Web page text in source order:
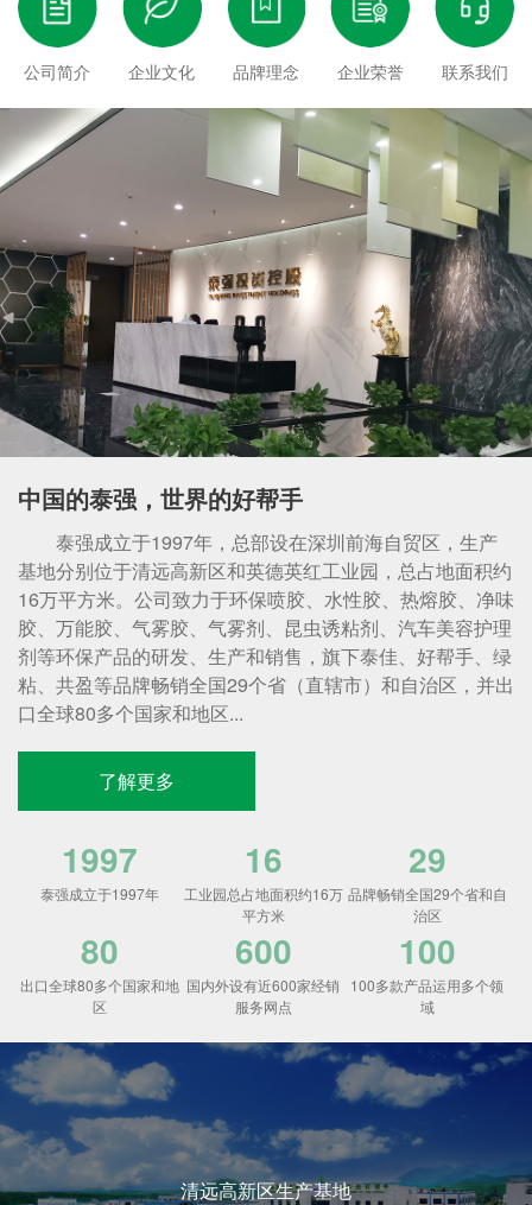
公司简介 企业文化 品牌理念 企业荣誉 联系我们
中国的泰强，世界的好帮手
泰强成立于1997年，总部设在深圳前海自贸区，生产
基地分别位于清远高新区和英德英红工业园，总占地面积约
16万平方米。公司致力于环保喷胶、水性胶、热熔胶、净味
胶、万能胶、气雾胶、气雾剂、昆虫诱粘剂、汽车美容护理
剂等环保产品的研发、生产和销售，旗下泰佳、好帮手、绿
粘、共盈等品牌畅销全国29个省（直辖市）和自治区，并出
口全球80多个国家和地区...
了解更多
1997
泰强成立于1997年
16
工业园总占地面积约16万
平方米
29
品牌畅销全国29个省和自
治区
80
出口全球80多个国家和地
区
600
国内外设有近600家经销
服务网点
100
100多款产品运用多个领
域
清远高新区生产基地